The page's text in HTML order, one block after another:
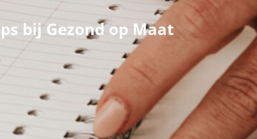
bij Gezond op Maat